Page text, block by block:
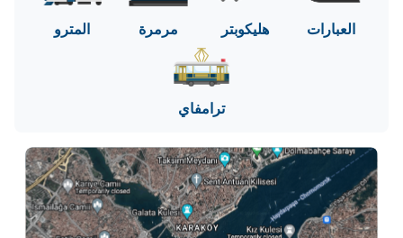
العبارات هليكوبتر مرمرة المترو
ترامفاي